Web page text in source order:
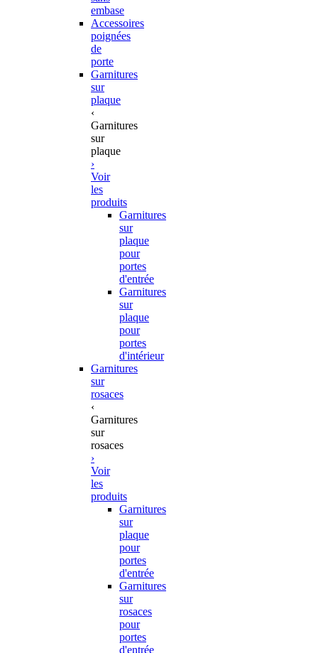
embase
Accessoires
poignées
de
porte
Garnitures
sur
plaque
‹
Garnitures
sur
plaque
›
Voir
les
produits
Garnitures
sur
plaque
pour
portes
d'entrée
Garnitures
sur
plaque
pour
portes
d'intérieur
Garnitures
sur
rosaces
‹
Garnitures
sur
rosaces
›
Voir
les
produits
Garnitures
sur
plaque
pour
portes
d'entrée
Garnitures
sur
rosaces
pour
portes
d'entrée